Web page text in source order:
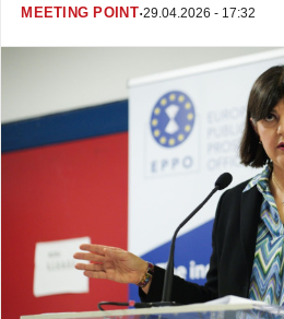
MEETING POINT·29.04.2026 - 17:32